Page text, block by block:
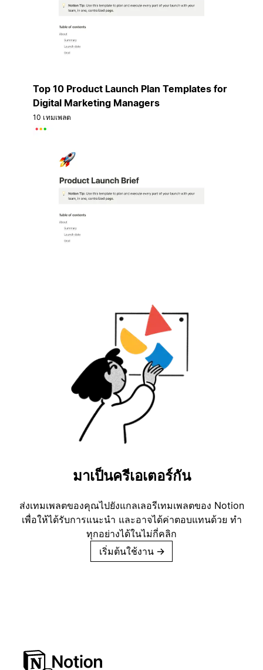
Top 10 Product Launch Plan Templates for
Digital Marketing Managers
10 เทมเพลต
มาเป็นครีเอเตอร์กัน
ส่งเทมเพลตของคุณไปยังแกลเลอรีเทมเพลตของ Notion
เพื่อให้ได้รับการแนะนำ และอาจได้ค่าตอบแทนด้วย ทำ
ทุกอย่างได้ในไม่กี่คลิก
เริ่มต้นใช้งาน →